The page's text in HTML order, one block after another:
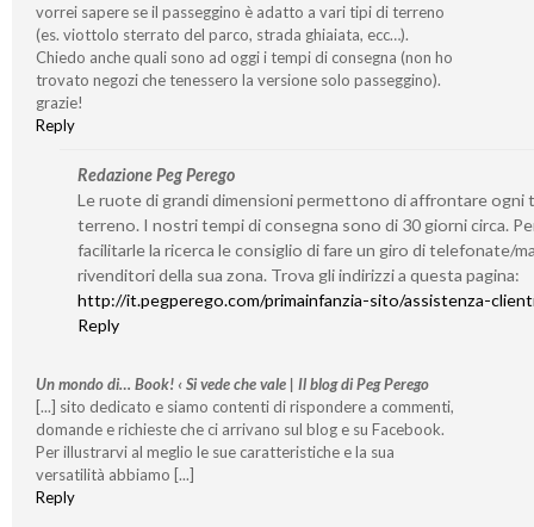
vorrei sapere se il passeggino è adatto a vari tipi di terreno
(es. viottolo sterrato del parco, strada ghiaiata, ecc…).
Chiedo anche quali sono ad oggi i tempi di consegna (non ho
trovato negozi che tenessero la versione solo passeggino).
grazie!
Reply
Redazione Peg Perego
Le ruote di grandi dimensioni permettono di affrontare ogni
terreno. I nostri tempi di consegna sono di 30 giorni circa.
facilitarle la ricerca le consiglio di fare un giro di telefonate/
rivenditori della sua zona. Trova gli indirizzi a questa pagina:
http://it.pegperego.com/primainfanzia-sito/assistenza-
Reply
Un mondo di… Book! ‹ Si vede che vale | Il blog di Peg Perego
[...] sito dedicato e siamo contenti di rispondere a commenti,
domande e richieste che ci arrivano sul blog e su Facebook.
Per illustrarvi al meglio le sue caratteristiche e la sua
versatilità abbiamo [...]
Reply